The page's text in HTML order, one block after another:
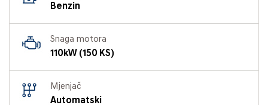
Benzin
Snaga motora
110kW (150 KS)
Mjenjač
Automatski